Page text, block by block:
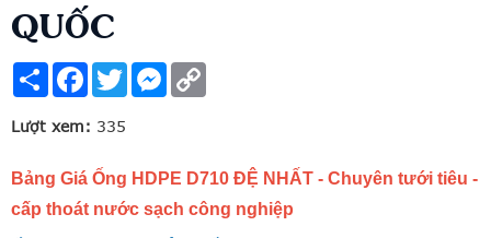
QUỐC
ShareFacebook
TwitterMessenger
Lượt xem: 335
Bảng Giá Ống HDPE D710 ĐỆ NHẤT - Chuyên tưới tiêu -
cấp thoát nước sạch công nghiệp